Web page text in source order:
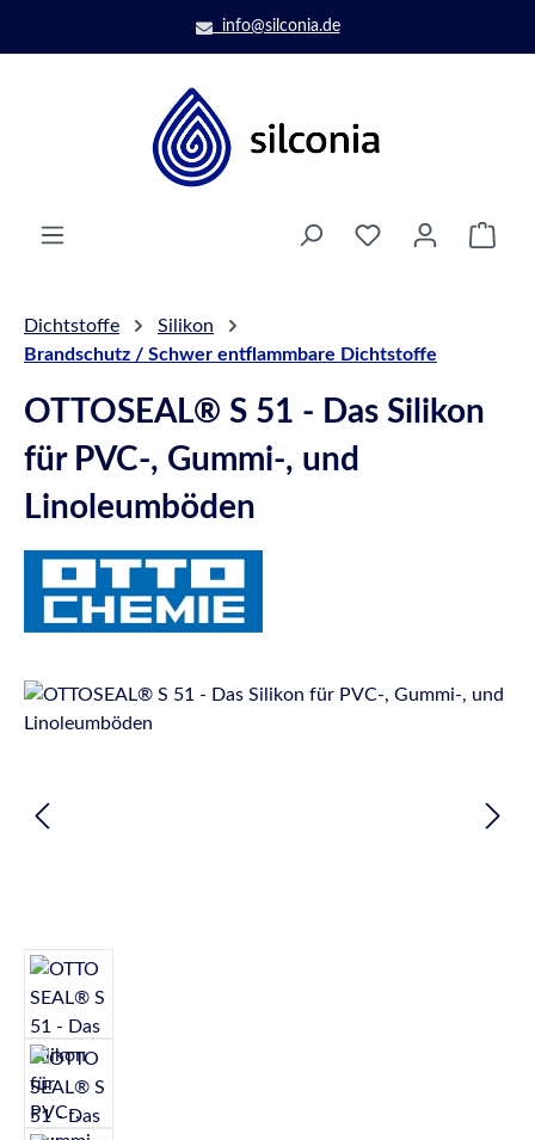
Zum Hauptinhalt springeninfo@silconia.de
Dichtstoffe
Silikon
Brandschutz / Schwer entflammbare Dichtstoffe
OTTOSEAL® S 51 - Das Silikon
für PVC-, Gummi-, und
Linoleumböden
Bildergalerie überspringen